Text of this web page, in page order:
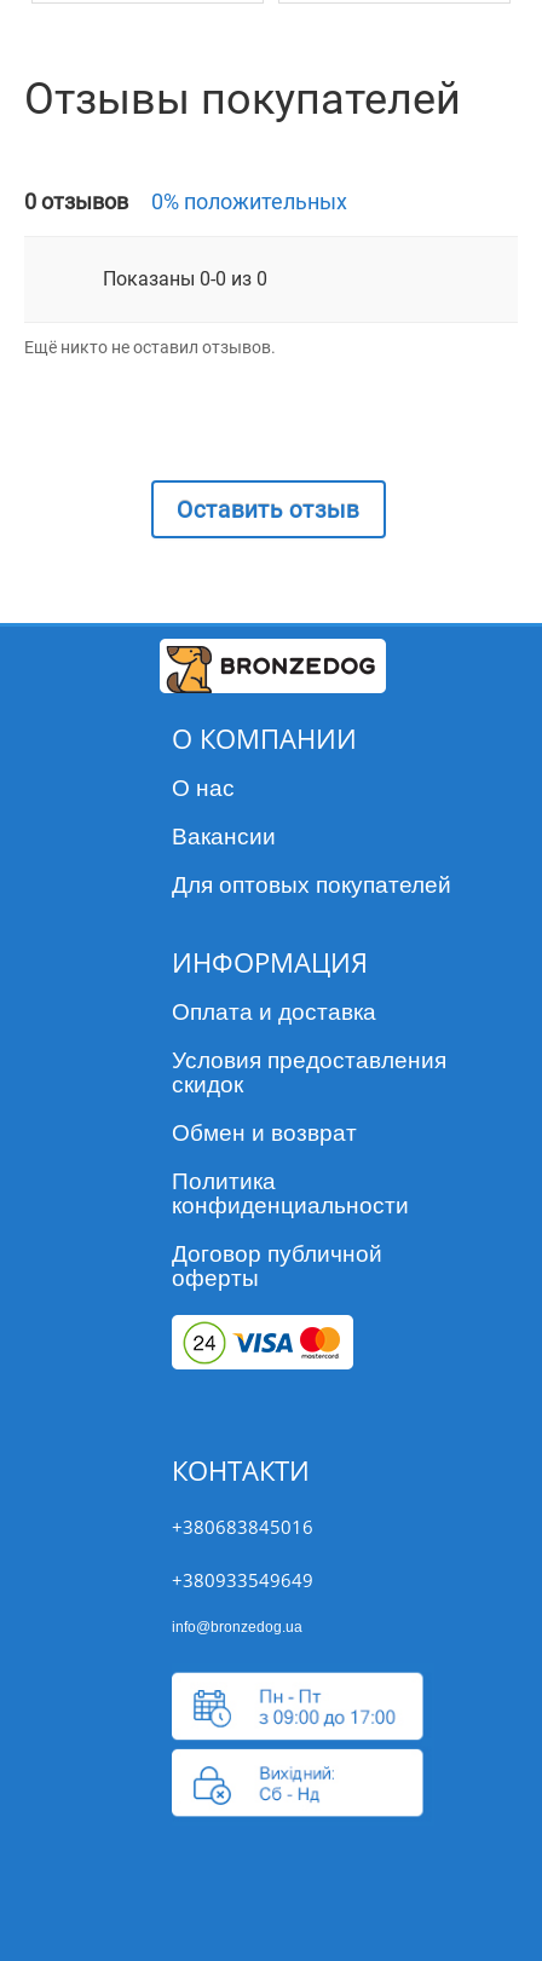
Отзывы покупателей
0 отзывов 0% положительных
Показаны 0-0 из 0
Ещё никто не оставил отзывов.
Оставить отзыв
О КОМПАНИИ
О нас
Вакансии
Для оптовых покупателей
ИНФОРМАЦИЯ
Оплата и доставка
Условия предоставления
скидок
Обмен и возврат
Политика
конфиденциальности
Договор публичной
оферты
КОНТАКТИ
+380683845016
+380933549649
info@bronzedog.ua